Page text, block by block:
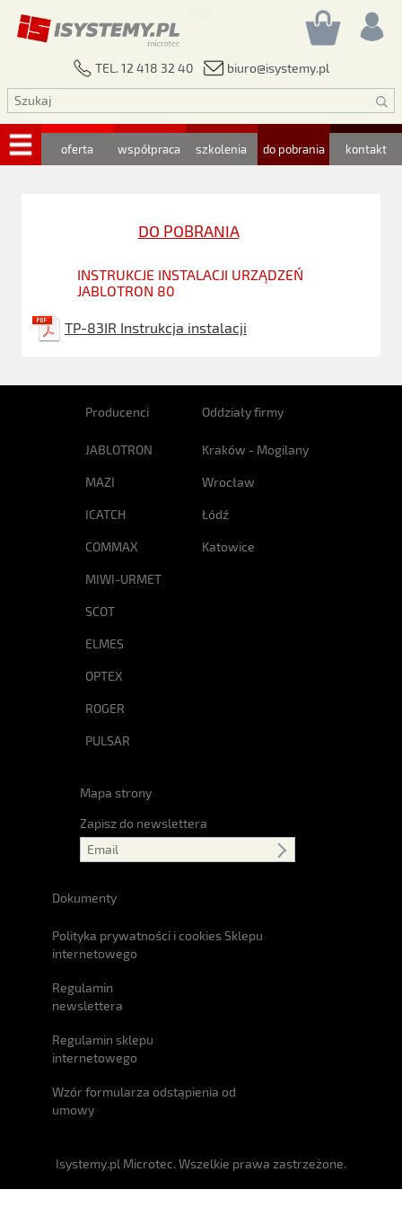
TEL. 12 418 32 40 biuro@isystemy.pl
oferta współpraca szkolenia do pobrania kontakt
DO POBRANIA
INSTRUKCJE INSTALACJI URZĄDZEŃ
JABLOTRON 80
TP-83IR Instrukcja instalacji
Producenci
JABLOTRON
MAZI
ICATCH
COMMAX
MIWI-URMET
SCOT
ELMES
OPTEX
ROGER
PULSAR
Oddziały firmy
Kraków - Mogilany
Wrocław
Łódź
Katowice
Mapa strony
Zapisz do newslettera
Dokumenty
Polityka prywatności i cookies Sklepu
internetowego
Regulamin
newslettera
Regulamin sklepu
internetowego
Wzór formularza odstąpienia od
umowy
Isystemy.pl Microtec. Wszelkie prawa zastrzeżone.